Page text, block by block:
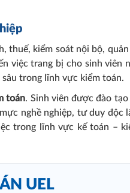
thuế, kiểm soát nội bộ,
việc trang bị cho sinh viên
trong lĩnh vực kiểm toán.
toán. Sinh viên được đào tạo
nghề nghiệp, tư duy độc
trong lĩnh vực kế toán –
UEL